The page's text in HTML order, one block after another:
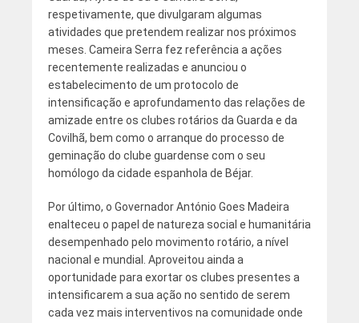
respetivamente, que divulgaram algumas
atividades que pretendem realizar nos próximos
meses. Cameira Serra fez referência a ações
recentemente realizadas e anunciou o
estabelecimento de um protocolo de
intensificação e aprofundamento das relações de
amizade entre os clubes rotários da Guarda e da
Covilhã, bem como o arranque do processo de
geminação do clube guardense com o seu
homólogo da cidade espanhola de Béjar.
Por último, o Governador António Goes Madeira
enalteceu o papel de natureza social e humanitária
desempenhado pelo movimento rotário, a nível
nacional e mundial. Aproveitou ainda a
oportunidade para exortar os clubes presentes a
intensificarem a sua ação no sentido de serem
cada vez mais interventivos na comunidade onde